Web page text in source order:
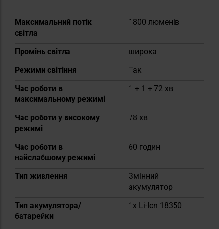
Докладніше
Максимальний потік
світла
1800 люменів
Промінь світла
широка
Режими світіння
Так
Час роботи в
максимальному режимі
1 + 1 + 72 хв
Час роботи у високому
режимі
78 хв
Час роботи в
найслабшому режимі
60 годин
Тип живлення
Змінний
акумулятор
Тип акумулятора/
батарейки
1x Li-Ion 18350